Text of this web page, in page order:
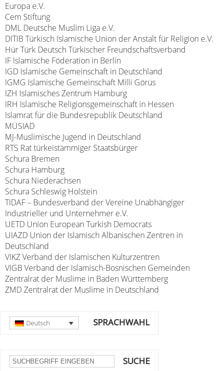
Europa e.V.
Cem Stiftung
DML Deutsche Muslim Liga e.V.
DITIB Türkisch Islamische Union der Anstalt für Religion e.V.
Hür Türk Deutsch Türkischer Freundschaftsverband
IF Islamische Föderation in Berlin
IGD Islamische Gemeinschaft in Deutschland
IGMG Islamische Gemeinschaft Milli Görüs
IZH Islamisches Zentrum Hamburg
IRH Islamische Religionsgemeinschaft in Hessen
Islamrat für die Bundesrepublik Deutschland
MÜSIAD
MJ-Muslimische Jugend in Deutschland
RTS Rat türkeistämmiger Staatsbürger
Schura Bremen
Schura Hamburg
Schura Niederachsen
Schura Schleswig Holstein
TIDAF – Bundesverband der Vereine Unabhängiger
Industrieller und Unternehmer e.V.
UETD Union European Turkish Democrats
UIAZD Union der Islamisch Albanischen Zentren in
Deutschland
VIKZ Verband der Islamischen Kulturzentren
VIGB Verband der Islamisch-Bosnischen Gemeinden
Zentralrat der Muslime in Baden Württemberg
ZMD Zentralrat der Muslime in Deutschland
SPRACHWAHL
Deutsch
SUCHE